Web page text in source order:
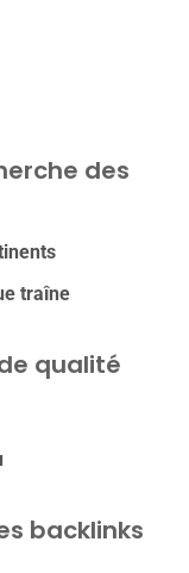
des
traîne
qualité
backlinks